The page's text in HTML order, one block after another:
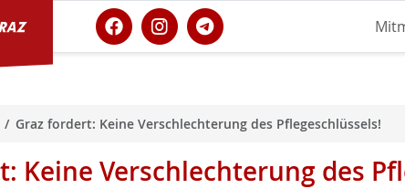
Graz fordert: Keine Verschlechterung des Pflegeschlüssels!
Keine Verschlechterung des